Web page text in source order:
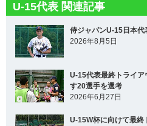
U-15代表 関連記事
侍ジャパンU-15日本代
2026年8月5日
U-15代表最終トライ
す20選手を選考
2026年6月27日
U-15W杯に向けて最終